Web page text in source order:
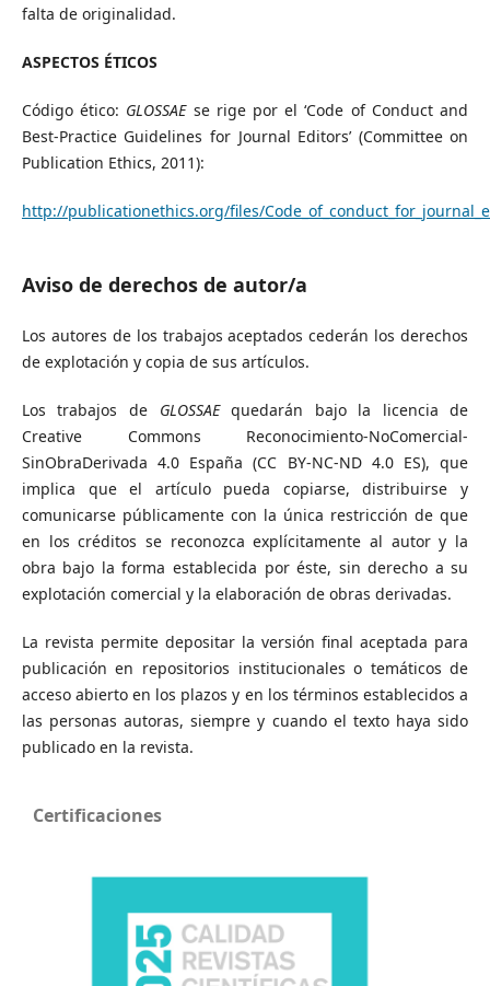
falta de originalidad.
ASPECTOS ÉTICOS
Código ético: GLOSSAEse rige por el ‘Code of Conduct and
Best-Practice Guidelines for Journal Editors’ (Committee on
Publication Ethics, 2011):
http://publicationethics.org/files/
Aviso de derechos de autor/a
Los autores de los trabajos aceptados cederán los derechos
de explotación y copia de sus artículos.
Los trabajos de GLOSSAEquedarán bajo la licencia de
Creative Commons Reconocimiento-NoComercial-
SinObraDerivada 4.0 España (CC BY-NC-ND 4.0 ES), que
implica que el artículo pueda copiarse, distribuirse y
comunicarse públicamente con la única restricción de que
en los créditos se reconozca explícitamente al autor y la
obra bajo la forma establecida por éste, sin derecho a su
explotación comercial y la elaboración de obras derivadas.
La revista permite depositar la versión final aceptada para
publicación en repositorios institucionales o temáticos de
acceso abierto en los plazos y en los términos establecidos a
las personas autoras, siempre y cuando el texto haya sido
publicado en la revista.
Certificaciones